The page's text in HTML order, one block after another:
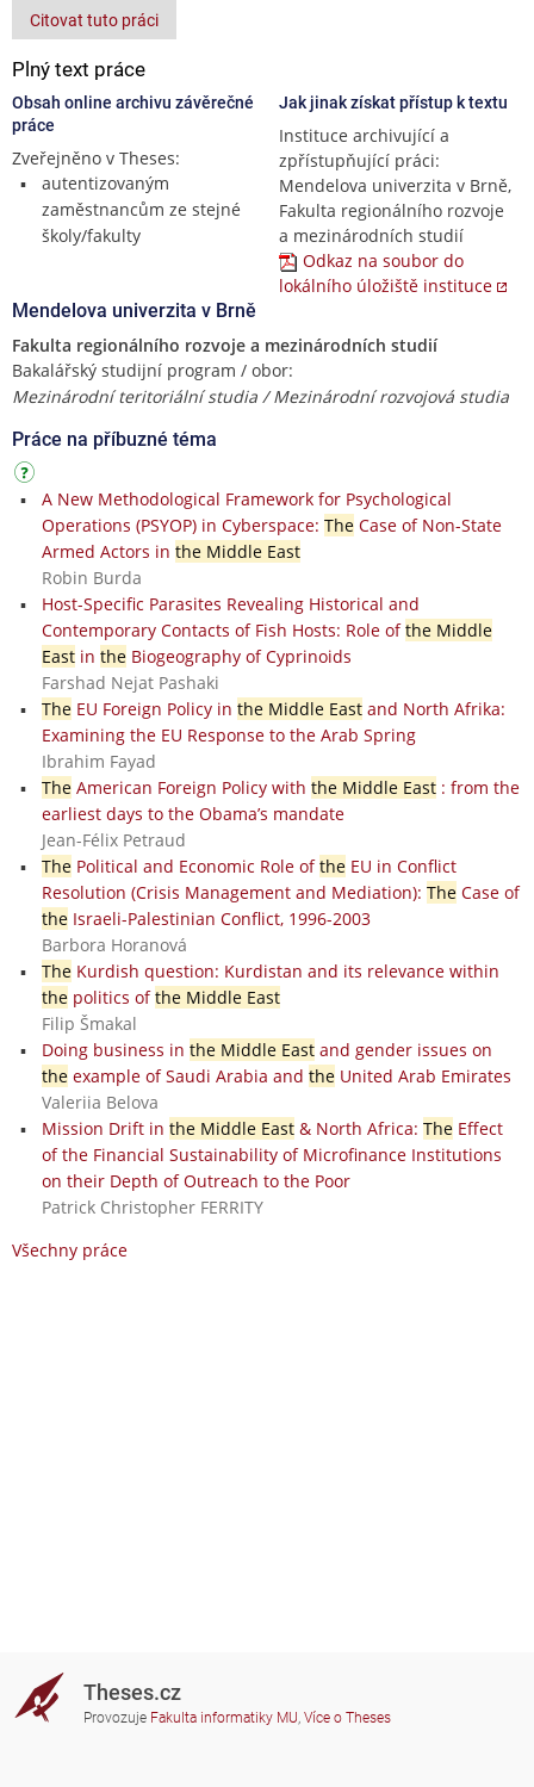
Citovat tuto práci
Plný text práce
Obsah online archivu závěrečné
práce
Zveřejněno v Theses:
autentizovaným
zaměstnancům ze stejné
školy/fakulty
Jak jinak získat přístup k textu
Instituce archivující a
zpřístupňující práci:
Mendelova univerzita v Brně,
Fakulta regionálního rozvoje
a mezinárodních studií
Odkaz na soubor do
lokálního úložiště instituce
Mendelova univerzita v Brně
Fakulta regionálního rozvoje a mezinárodních studií
Bakalářský studijní program / obor:
Mezinárodní teritoriální studia / Mezinárodní rozvojová studia
Práce na příbuzné téma
A New Methodological Framework for Psychological
Operations (PSYOP) in Cyberspace: TheCase of Non-State
Armed Actors in the Middle East
Robin Burda
Host-Specific Parasites Revealing Historical and
Contemporary Contacts of Fish Hosts: Role ofthe Middle
Eastin theBiogeography of Cyprinoids
Farshad Nejat Pashaki
TheEU Foreign Policy in the Middle Eastand North Afrika:
Examining the EU Response to the Arab Spring
Ibrahim Fayad
TheAmerican Foreign Policy with the Middle East: from the
earliest days to the Obama’s mandate
Jean-Félix Petraud
ThePolitical and Economic Role oftheEU in Conflict
Resolution (Crisis Management and Mediation): TheCase of
theIsraeli-Palestinian Conflict, 1996-2003
Barbora Horanová
TheKurdish question: Kurdistan and its relevance within
thepolitics ofthe Middle East
Filip Šmakal
Doing business in the Middle Eastand gender issues on
theexample of Saudi Arabia and theUnited Arab Emirates
Valeriia Belova
Mission Drift in the Middle East& North Africa: TheEffect
of the Financial Sustainability of Microfinance Institutions
on their Depth of Outreach to the Poor
Patrick Christopher FERRITY
Všechny práce
Theses.cz
Provozuje Fakulta informatiky MU, Více o Theses